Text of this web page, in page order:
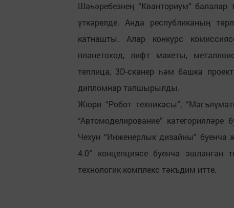
Шәһәребезнең “Кванториум”
үткәрелде. Анда республиканың
катнашты. Алар конкурс
планетоход, лифт макеты,
теплица, 3D-сканер һәм башка
дипломнар тапшырылды.
Жюри “Робот техникасы”,
“Автомоделирование”
Чехун “Инженерлык дизайны”
4.0” концепциясе буенча эшләнгән
технологик комплекс тәкъдим итте.